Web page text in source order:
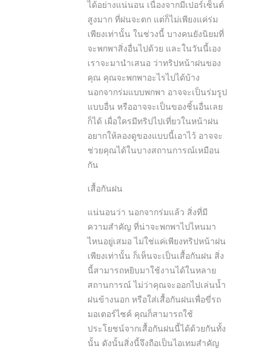
ได้อย่างแน่นอน เนื่องจากมีเปอร์เซ็นต์
สูงมาก ที่ฝนจะตก แต่ก็ไม่เพียงแค่ร่ม
เพียงเท่านั้น ในช่วงนี้ บางคนยังนิยมที่
จะพกพาสิ่งอื่นไปด้วย และในวันนี้เอง
เราจะมานำเสนอ ว่าทริปหน้าฝนของ
คุณ คุณจะพกพาอะไรไปได้บ้าง
นอกจากร่มแบบพกพา อาจจะเป็นร่มรูป
แบบอื่น หรืออาจจะเป็นของชิ้นอื่นเลย
ก็ได้ เผื่อใครมีทริปไปเที่ยวในหน้าฝน
อยากให้ลองดูของแบบนี้เอาไว้ อาจจะ
ช่วยคุณได้ในบางสถานการณ์เหมือน
กัน
เสื้อกันฝน
แน่นอนว่า นอกจากร่มแล้ว สิ่งที่มี
ความสำคัญ ที่น่าจะพกพาไปไหนมา
ไหนอยู่เสมอ ไม่ใช่แค่เพียงทริปหน้าฝน
เพียงเท่านั้น ก็เห็นจะเป็นเสื้อกันฝน สิ่ง
นี้สามารถหยิบมาใช้งานได้ในหลาย
สถานการณ์ ไม่ว่าคุณจะออกไปเล่นน้ำ
ฝนข้างนอก หรือใส่เสื้อกันฝนเพื่อขี่รถ
มอเตอร์ไซค์ คุณก็สามารถใช้
ประโยชน์จากเสื้อกันฝนนี้ได้ด้วยกันทั้ง
นั้น ดังนั้นสิ่งนี้จึงถือเป็นไอเทมสำคัญ